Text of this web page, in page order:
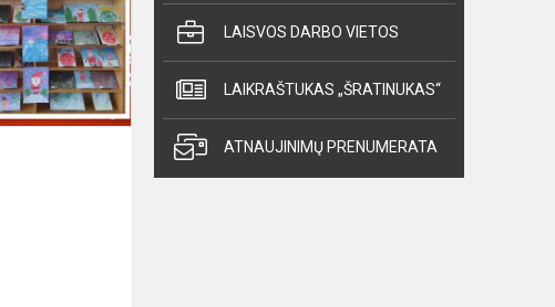
LAISVOS DARBO VIETOS
LAIKRAŠTUKAS „ŠRATINUKAS“
ATNAUJINIMŲ PRENUMERATA